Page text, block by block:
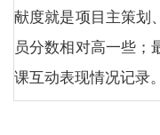
献度就是项目主策划
员分数相对高一些；
课互动表现情况记录。